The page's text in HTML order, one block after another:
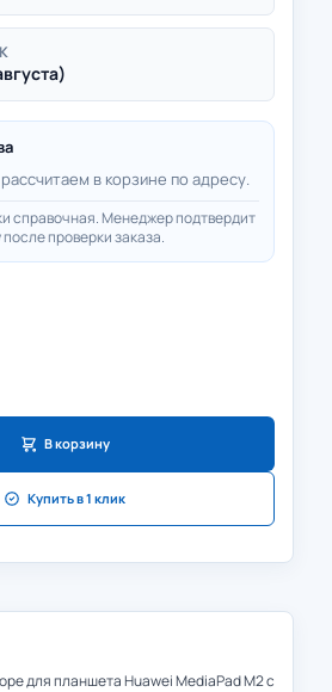
в корзине по адресу.
справочная. Менеджер подтвердит
проверки заказа.
В корзину
Купить в 1 клик
для планшета Huawei MediaPad M2 с